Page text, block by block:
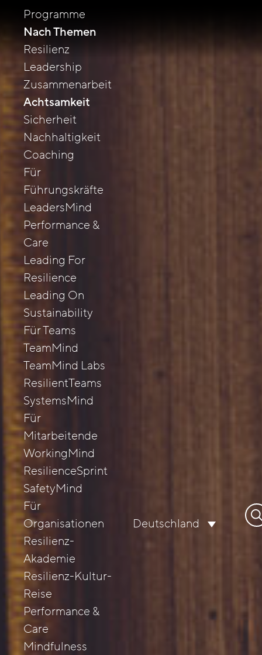
Programme
Nach Themen
Resilienz
Leadership
Zusammenarbeit
Achtsamkeit
Sicherheit
Nachhaltigkeit
Coaching
Für
Führungskräfte
LeadersMind
Performance &
Care
Leading For
Resilience
Leading On
Sustainability
Für Teams
TeamMind
TeamMind Labs
ResilientTeams
SystemsMind
Für
Mitarbeitende
WorkingMind
ResilienceSprint
SafetyMind
Für
Organisationen
Resilienz-
Akademie
Resilienz-Kultur-
Reise
Performance &
Care
Mindfulness
Deutschland